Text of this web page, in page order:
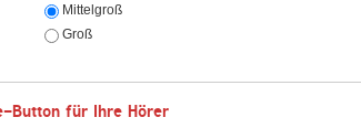
Mittelgroß
Groß
Button für Ihre Hörer